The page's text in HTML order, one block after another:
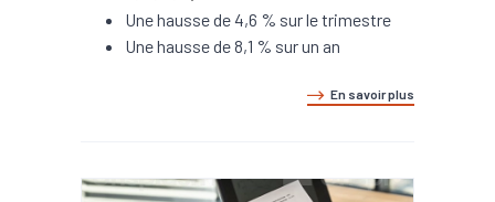
Une hausse de 4,6 % sur le trimestre
Une hausse de 8,1 % sur un an
En savoir plus